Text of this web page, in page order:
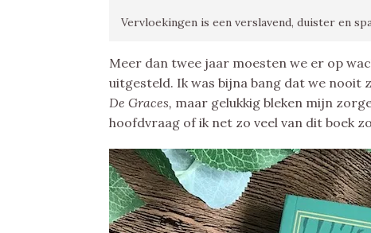
Vervloekingen is een verslavend, duister en
Meer dan twee jaar moesten we er op
uitgesteld. Ik was bijna bang dat we nooit
De Graces, maar gelukkig bleken mijn
hoofdvraag of ik net zo veel van dit boek